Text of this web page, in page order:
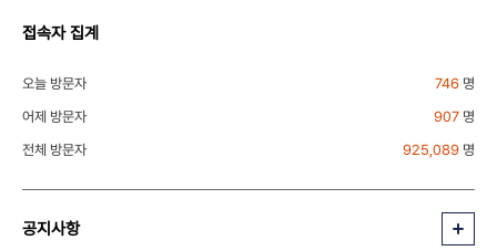
접속자 집계
오늘 방문자 746 명
어제 방문자
907 명
전체 방문자
925,089 명
공지사항